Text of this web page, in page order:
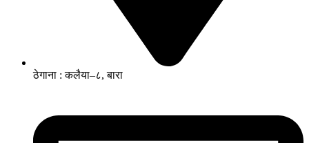
ठेगाना : कलैया–८, बारा